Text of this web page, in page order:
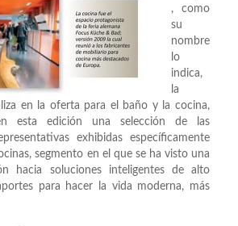
, como
su
nombre
lo
indica,
la
en la oferta para el baño y la cocina,
esta edición una selección de las
exhibidas específicamente
segmento en el que se ha visto una
hacia soluciones inteligentes de alto
para hacer la vida moderna, más